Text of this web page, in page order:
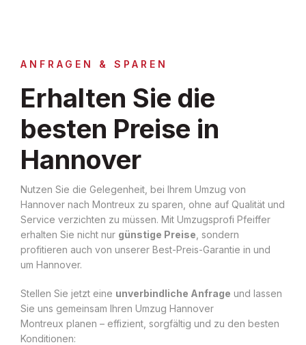
ANFRAGEN & SPAREN
Erhalten Sie die
besten Preise in
Hannover
Nutzen Sie die Gelegenheit, bei Ihrem Umzug von
Hannover nach Montreux zu sparen, ohne auf Qualität und
Service verzichten zu müssen. Mit Umzugsprofi Pfeiffer
erhalten Sie nicht nur günstige Preise , sondern
profitieren auch von unserer Best-Preis-Garantie in und
um Hannover.
Stellen Sie jetzt eine unverbindliche Anfrage und lassen
Sie uns gemeinsam Ihren Umzug Hannover
Montreux planen – effizient, sorgfältig und zu den besten
Konditionen: